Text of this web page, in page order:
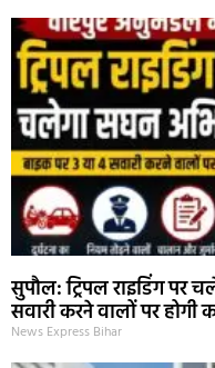
सुपौल: ट्रिपल राइडिंग पर
सवारी करने वालों पर होगी
News Express Bihar